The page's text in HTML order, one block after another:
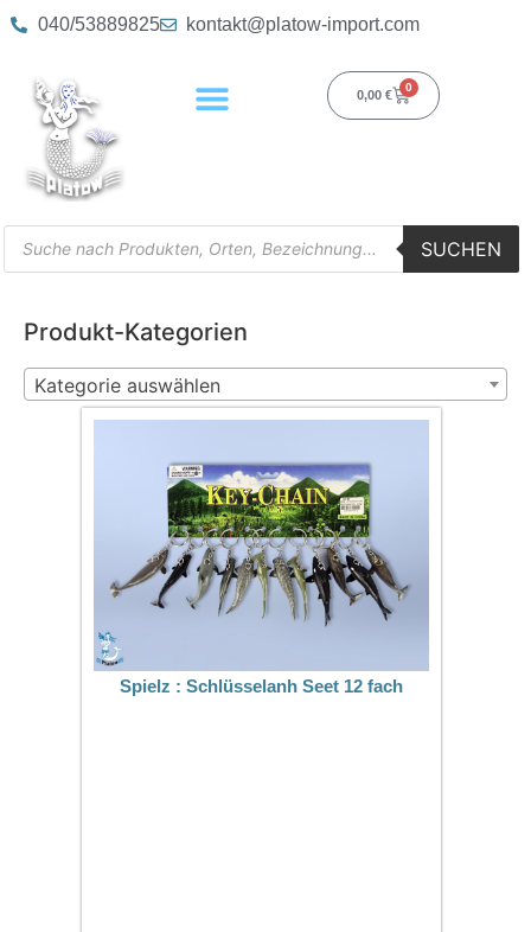
040/53889825 kontakt@platow-import.com
0,00 €
0
SUCHEN
Produkt-Kategorien
Kategorie auswählen
Spielz : Schlüsselanh Seet 12 fach